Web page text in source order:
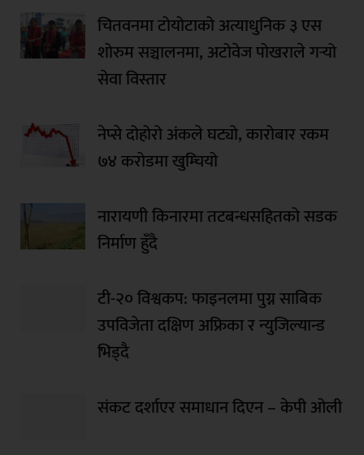
चितवनमा टोयोटाको अत्याधुनिक ३ एस
शोरुम सञ्चालनमा, अटोवेज पोखराले गर्‍यो
सेवा विस्तार
नेप्से दोहोरो अंकले घट्यो, कारोबार रकम
७४ करोडमा खुम्चियो
नारायणी किनारमा तटबन्धसहितको सडक
निर्माण हुँदै
टी-२० विश्वकप: फाइनलमा पुग्न साबिक
उपविजेता दक्षिण अफ्रिका र न्युजिल्यान्ड
भिड्दै
संकट दर्शाएर समाधान दिएन – केपी ओली